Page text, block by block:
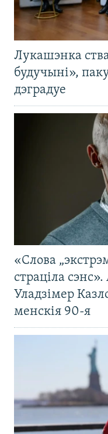
Лукашэнка
будучыні»,
дэградуе
«Слова
страціла
Уладзімер
менскія 90-я